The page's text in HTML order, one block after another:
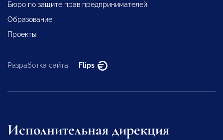
Бюро по защите прав предпринимателей
Образование
Проекты
Разработка сайта — Flips
Исполнительная дирекция